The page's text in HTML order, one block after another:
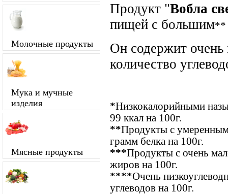
Молочные продукты
Мука и мучные
изделия
Мясные продукты
Продукт "Вобла
пищей с большим**
Он содержит очень
количество
*Низкокалорийными
99 ккал на 100г.
**Продукты с
грамм белка на 100г.
***Продукты с очень
жиров на 100г.
****Очень
углеводов на 100г.